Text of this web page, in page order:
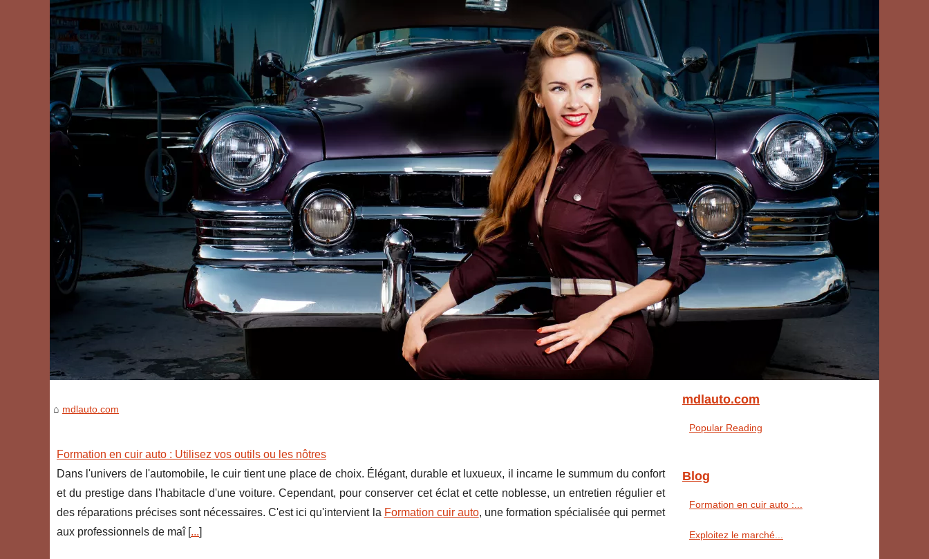
mdlauto.com
Formation en cuir auto : Utilisez vos outils ou les nôtres
Dans l'univers de l'automobile, le cuir tient une place de choix. Élégant, durable et luxueux, il incarne le summum du confort
et du prestige dans l'habitacle d'une voiture. Cependant, pour conserver cet éclat et cette noblesse, un entretien régulier et
des réparations précises sont nécessaires. C'est ici qu'intervient la Formation cuir auto, une formation spécialisée qui permet
aux professionnels de maî [...]
mdlauto.com
Popular Reading
Blog
Formation en cuir auto :...
Exploitez le marché...